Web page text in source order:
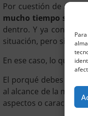
Por cuestión de
mucho tiempo sin
dentro. Y ya
situación, pero sigues
En ese caso, lo que
El porqué debes
al alcance de la mano
aspectos o